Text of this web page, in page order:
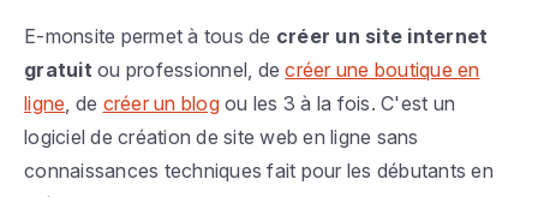
E-monsite permet à tous de créer un site internet
gratuit ou professionnel, decréer une boutique en
ligne , de créer un blogou les 3 à la fois. C'est un
logiciel de création de site web en ligne sans
connaissances techniques fait pour les débutants en